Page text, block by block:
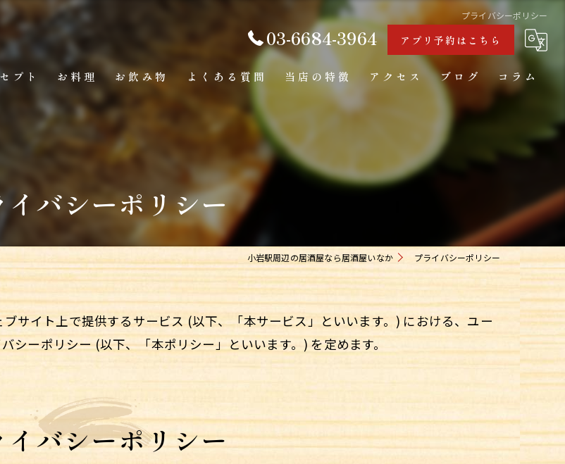
プライバシーポリシー
03-6684-3964 アプリ予約はこちら
プト お料理 お飲み物 よくある質問 当店の特徴
カウンター
お通し
アクセス ブログ コラム
イバシーポリシー
小岩駅周辺の居酒屋なら居酒屋いなか プライバシーポリシー
サイト上で提供するサービス (以下、「本サービス」といいます。) における、ユー
ーポリシー (以下、「本ポリシー」といいます。) を定めます。
イバシーポリシー